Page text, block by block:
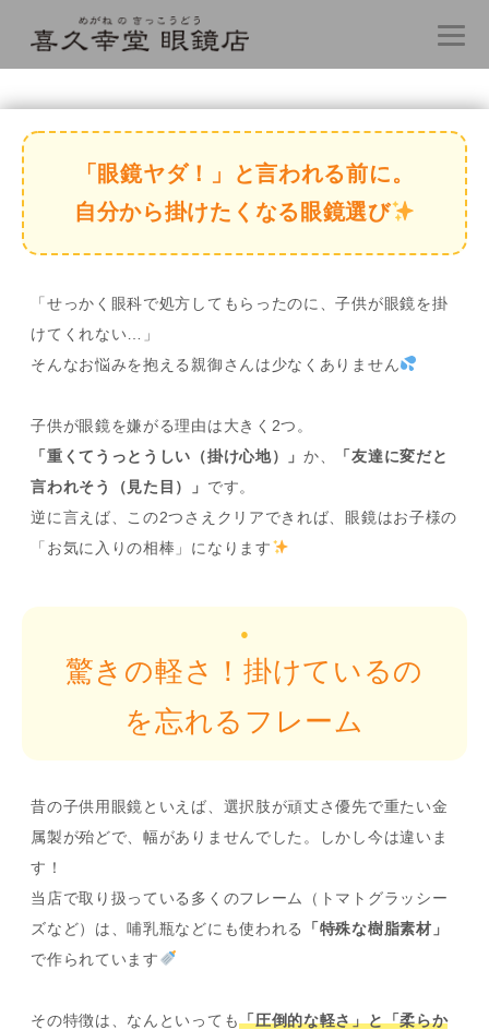
「眼鏡ヤダ！」と言われる前に。
自分から掛けたくなる眼鏡選び
「せっかく眼科で処方してもらったのに、子供が眼鏡を掛
けてくれない…」
そんなお悩みを抱える親御さんは少なくありません
子供が眼鏡を嫌がる理由は大きく2つ。
「重くてうっとうしい（掛け心地）」か、
「友達に変だと
言われそう（見た目）」 です。
逆に言えば、この2つさえクリアできれば、眼鏡はお子様の
「お気に入りの相棒」になります
●
驚きの軽さ！掛けているの
を忘れるフレーム
昔の子供用眼鏡といえば、選択肢が頑丈さ優先で重たい金
属製が殆どで、幅がありませんでした。しかし今は違いま
す！
当店で取り扱っている多くのフレーム（トマトグラッシー
ズなど）は、哺乳瓶などにも使われる
「特殊な樹脂素材」
で作られています
その特徴は、なんといっても「圧倒的な軽さ」と「柔らか